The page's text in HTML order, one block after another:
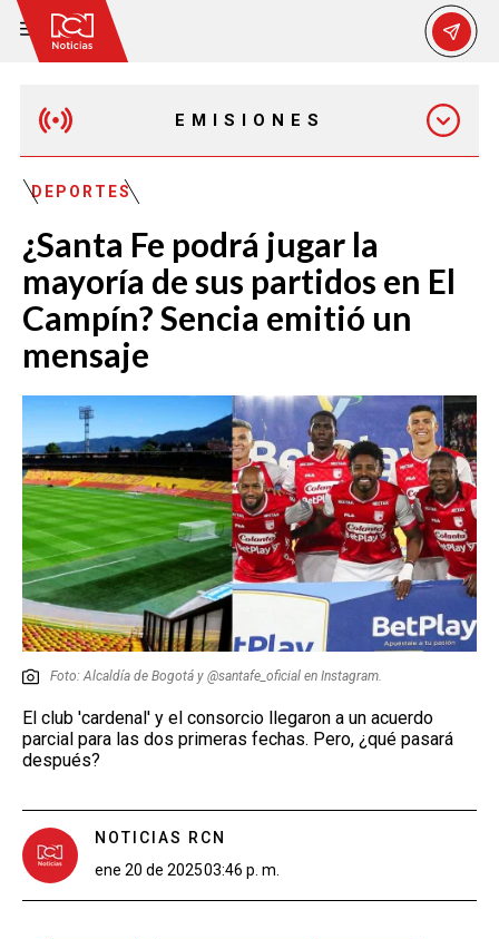
EMISIONES
EMISIÓN 7:00 PM
DEPORTES
¿Santa Fe podrá jugar la
mayoría de sus partidos en El
Campín? Sencia emitió un
mensaje
Foto: Alcaldía de Bogotá y @santafe_oficial en Instagram.
El club 'cardenal' y el consorcio llegaron a un acuerdo
parcial para las dos primeras fechas. Pero, ¿qué pasará
después?
NOTICIAS RCN
ene 20 de 202503:46 p. m.